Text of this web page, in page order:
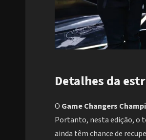
Detalhes da
O Game Changers
Portanto, nesta edição, o
ainda têm chance de